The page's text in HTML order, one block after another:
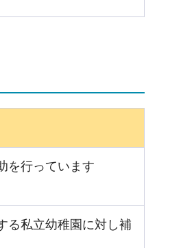
を行っています
る私立幼稚園に対し補